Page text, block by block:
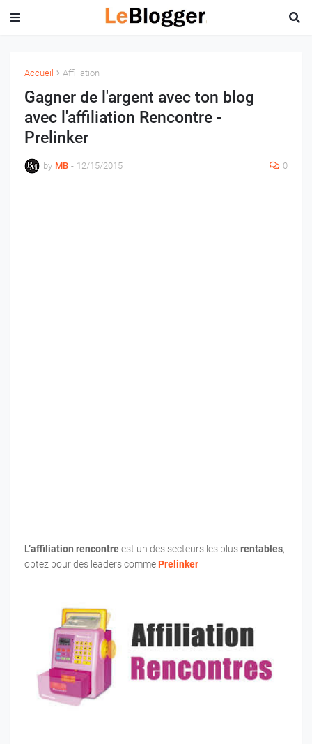
Accueil Affiliation
Gagner de l'argent avec ton blog
avec l'affiliation Rencontre -
Prelinker
by MB - 12/15/2015 0
L’affiliation rencontreest un des secteurs les plusrentables,
optez pour des leaders commePrelinker